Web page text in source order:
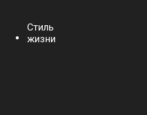
Стиль
жизни